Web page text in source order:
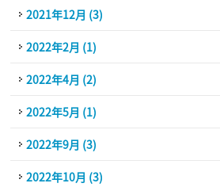
2021年12月 (3)
2022年2月 (1)
2022年4月 (2)
2022年5月 (1)
2022年9月 (3)
2022年10月 (3)